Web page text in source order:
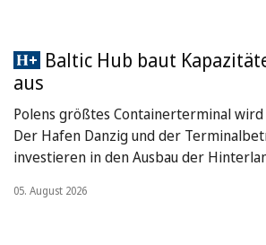
Baltic Hub baut
aus
Polens größtes Containerterminal
Der Hafen Danzig und der
investieren in den Ausbau der
05. August 2026